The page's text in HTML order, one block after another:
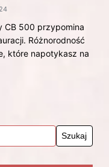
CB 500 przypomina
Różnorodność
które napotykasz na